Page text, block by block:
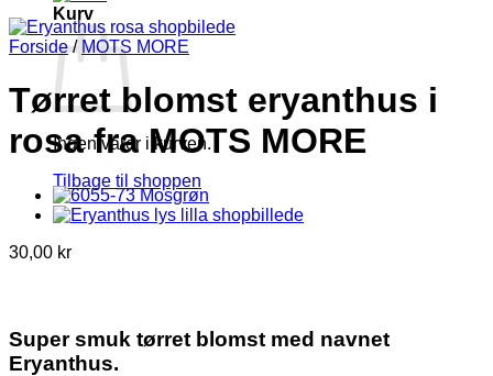
Kurv
Ingen varer i kurven.
Tilbage til shoppen
Forside / MOTS MORE
Tørret blomst eryanthus i
rosa fra MOTS MORE
30,00 kr
Super smuk tørret blomst med navnet
Eryanthus.